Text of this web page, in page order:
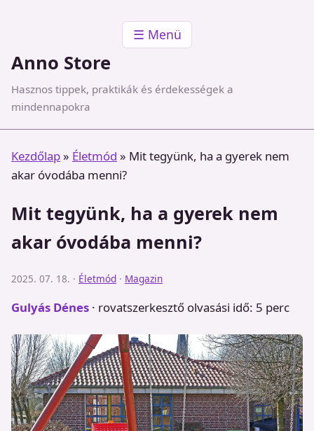
☰ Menü
Anno Store
Hasznos tippek, praktikák és érdekességek a
mindennapokra
Kezdőlap» Életmód » Mit tegyünk, ha a gyerek nem
akar óvodába menni?
Mit tegyünk, ha a gyerek nem
akar óvodába menni?
2025. 07. 18. · Életmód · Magazin
Gulyás Dénes · rovatszerkesztő olvasási idő: 5 perc